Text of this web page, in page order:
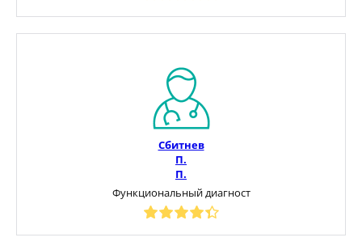
Сбитнев
П.
П.
Функциональный диагност